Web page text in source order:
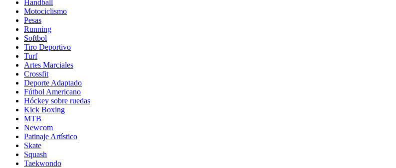
Handball
Motociclismo
Pesas
Running
Softbol
Tiro Deportivo
Turf
Artes Marciales
Crossfit
Deporte Adaptado
Fútbol Americano
Hóckey sobre ruedas
Kick Boxing
MTB
Newcom
Patinaje Artístico
Skate
Squash
Taekwondo